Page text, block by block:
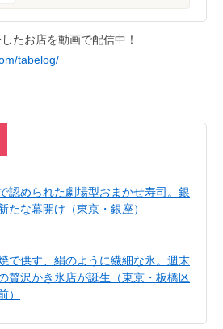
たお店を動画で配信中！
tabelog/
認められた劇場型おまかせ寿司。銀
たな幕開け（東京・銀座）
で供す、絹のように繊細な氷。週末
贅沢かき氷店が誕生（東京・板橋区
）